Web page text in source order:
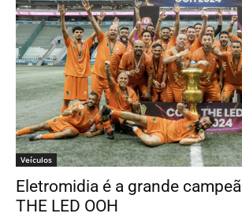
Veículos
Eletromidia é a grande
THE LED OOH